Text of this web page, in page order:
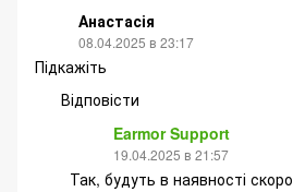
Анастасія
08.04.2025 в 23:17
Підкажіть
Відповісти
Earmor Support
19.04.2025 в 21:57
Так, будуть в наявності скоро